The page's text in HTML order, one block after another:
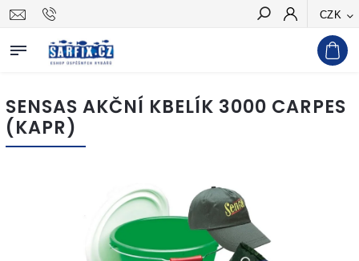
CZK
Hledat
SENSAS AKČNÍ KBELÍK 3000 CARPES
(KAPR)